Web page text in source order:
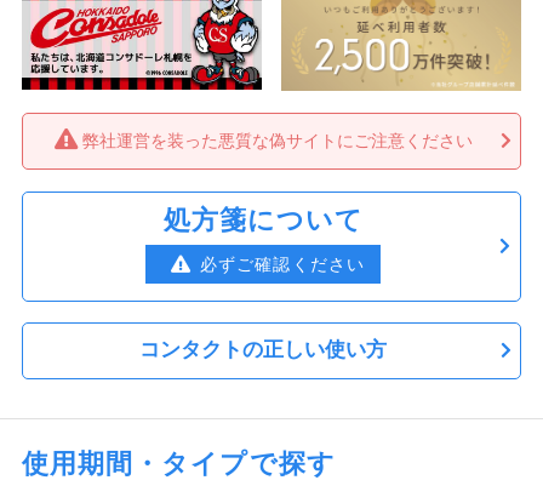
弊社運営を装った悪質な偽サイトにご注意ください
処方箋について
必ずご確認ください
コンタクトの正しい使い方
使用期間・タイプで探す